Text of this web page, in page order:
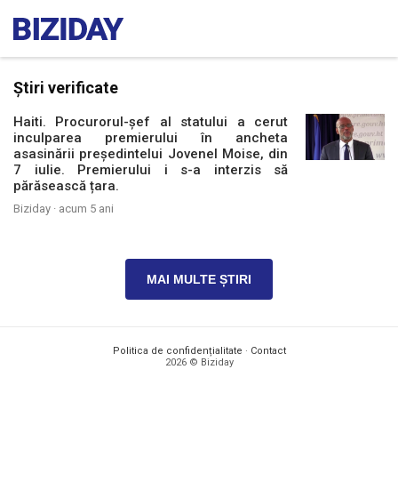
Știri verificate
Haiti. Procurorul-șef al statului a cerut
inculparea premierului în ancheta
asasinării președintelui Jovenel Moise, din
7 iulie. Premierului i s-a interzis să
părăsească țara.
Biziday · acum 5 ani
MAI MULTE ȘTIRI
Politica de confidențialitate · Contact
2026 © Biziday